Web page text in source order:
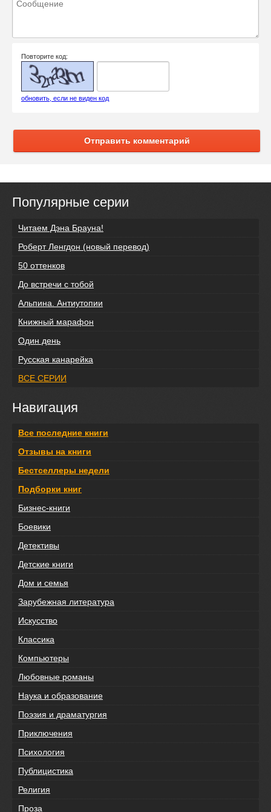
Повторите код:
обновить, если не виден код
Отправить комментарий
Популярные серии
Читаем Дэна Брауна!
Роберт Ленгдон (новый перевод)
50 оттенков
До встречи с тобой
Альпина. Антиутопии
Книжный марафон
Один день
Русская канарейка
ВСЕ СЕРИИ
Навигация
Все последние книги
Отзывы на книги
Бестселлеры недели
Подборки книг
Бизнес-книги
Боевики
Детективы
Детские книги
Дом и семья
Зарубежная литература
Искусство
Классика
Компьютеры
Любовные романы
Наука и образование
Поэзия и драматургия
Приключения
Психология
Публицистика
Религия
Проза